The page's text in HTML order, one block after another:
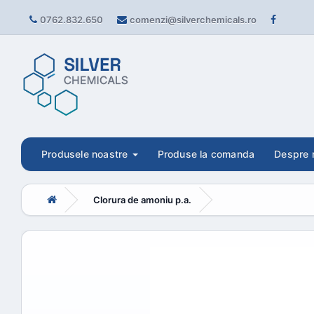
0762.832.650 comenzi@silverchemicals.ro
Produsele noastre Produse la comanda Despre
Clorura de amoniu p.a.